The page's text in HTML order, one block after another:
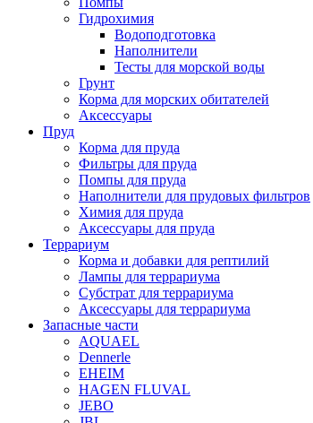
Гидрохимия
Водоподготовка
Наполнители
Тесты для морской воды
Грунт
Корма для морских обитателей
Аксессуары
Пруд
Корма для пруда
Фильтры для пруда
Помпы для пруда
Наполнители для прудовых фильтров
Химия для пруда
Аксессуары для пруда
Террариум
Корма и добавки для рептилий
Лампы для террариума
Субстрат для террариума
Аксессуары для террариума
Запасные части
AQUAEL
Dennerle
EHEIM
HAGEN FLUVAL
JEBO